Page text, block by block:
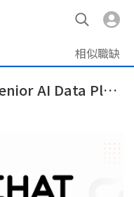
相似職缺
資深 AI 資料平台工程師 / Senior AI Data Platform Engineer